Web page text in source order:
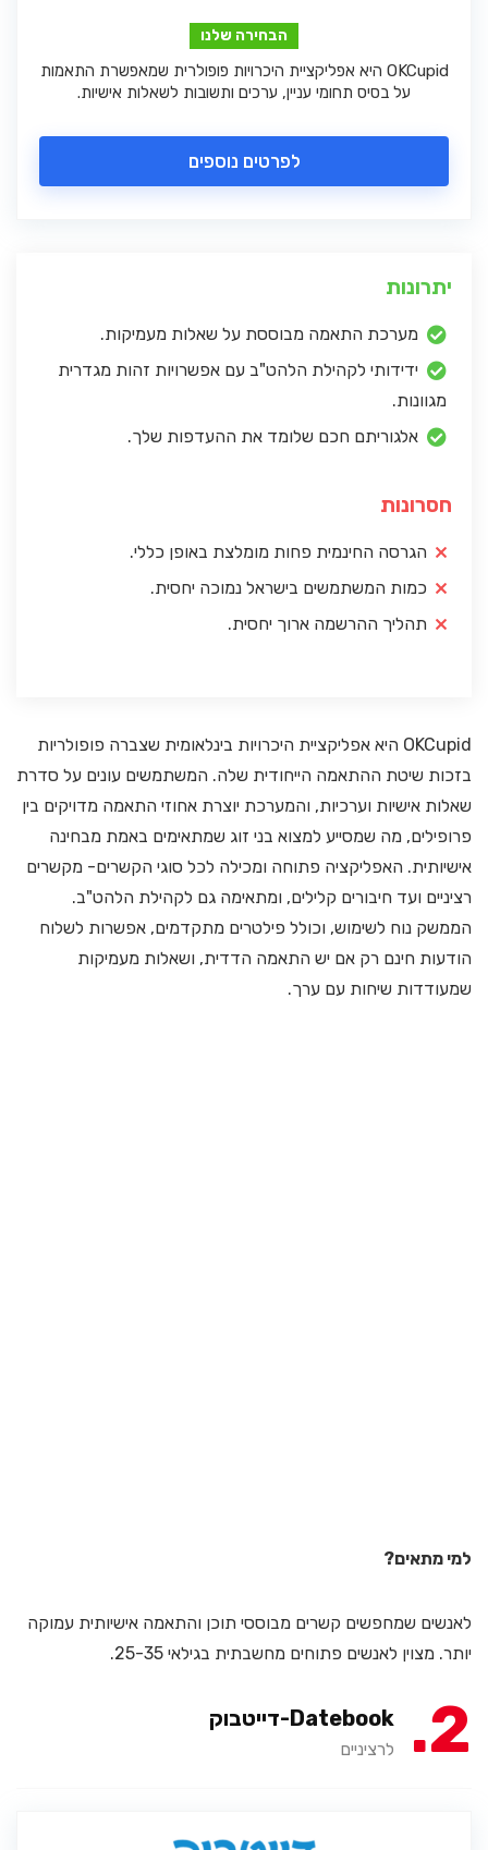
הבחירה שלנו
OKCupid היא אפליקציית היכרויות פופולרית שמאפשרת התאמות
על בסיס תחומי עניין, ערכים ותשובות לשאלות אישיות.
לפרטים נוספים
יתרונות
מערכת התאמה מבוססת על שאלות מעמיקות.
ידידותי לקהילת הלהט"ב עם אפשרויות זהות מגדרית
מגוונות.
אלגוריתם חכם שלומד את ההעדפות שלך.
חסרונות
הגרסה החינמית פחות מומלצת באופן כללי.
כמות המשתמשים בישראל נמוכה יחסית.
תהליך ההרשמה ארוך יחסית.
OKCupid היא אפליקציית היכרויות בינלאומית שצברה פופולריות
בזכות שיטת ההתאמה הייחודית שלה. המשתמשים עונים על סדרת
שאלות אישיות וערכיות, והמערכת יוצרת אחוזי התאמה מדויקים בין
פרופילים, מה שמסייע למצוא בני זוג שמתאימים באמת מבחינה
אישיותית. האפליקציה פתוחה ומכילה לכל סוגי הקשרים- מקשרים
רציניים ועד חיבורים קלילים, ומתאימה גם לקהילת הלהט"ב.
הממשק נוח לשימוש, וכולל פילטרים מתקדמים, אפשרות לשלוח
הודעות חינם רק אם יש התאמה הדדית, ושאלות מעמיקות
שמעודדות שיחות עם ערך.
למי מתאים?
לאנשים שמחפשים קשרים מבוססי תוכן והתאמה אישיותית עמוקה
יותר. מצוין לאנשים פתוחים מחשבתית בגילאי 25-35.
2 Datebook-דייטבוק
לרציניים